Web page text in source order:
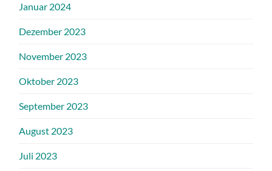
Januar 2024
Dezember 2023
November 2023
Oktober 2023
September 2023
August 2023
Juli 2023